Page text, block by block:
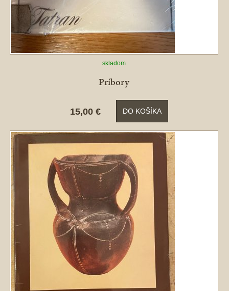
skladom
Príbory
15,00 € DO KOŠÍKA